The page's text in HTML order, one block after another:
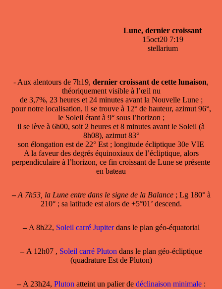
Lune, dernier croissant
15oct20 7:19
stellarium
- Aux alentours de 7h19, dernier croissant de cette lunaison,
théoriquement visible à l’œil nu
de 3,7%, 23 heures et 24 minutes avant la Nouvelle Lune ;
pour notre localisation, il se trouve à 12° de hauteur, azimut 96°,
le Soleil étant à 9° sous l’horizon ;
il se lève à 6h00, soit 2 heures et 8 minutes avant le Soleil (à
8h08), azimut 83°
son élongation est de 22° Est ; longitude écliptique 30e VIE
A la faveur des degrés équinoxiaux de l’écliptique, alors
perpendiculaire à l’horizon, ce fin croissant de Lune se présente
en bateau
– A 7h53, la Lune entre dans le signe de la Balance; Lg 180° à
210° ; sa latitude est alors de +5°01’ descend.
–A 8h22, Soleil carré Jupiterdans le plan géo-équatorial
–A 12h07 , Soleil carré Pluton dans le plan géo-écliptique
(quadrature Est de Pluton)
–A 23h24, Pluton atteint un palier de déclinaison minimale: